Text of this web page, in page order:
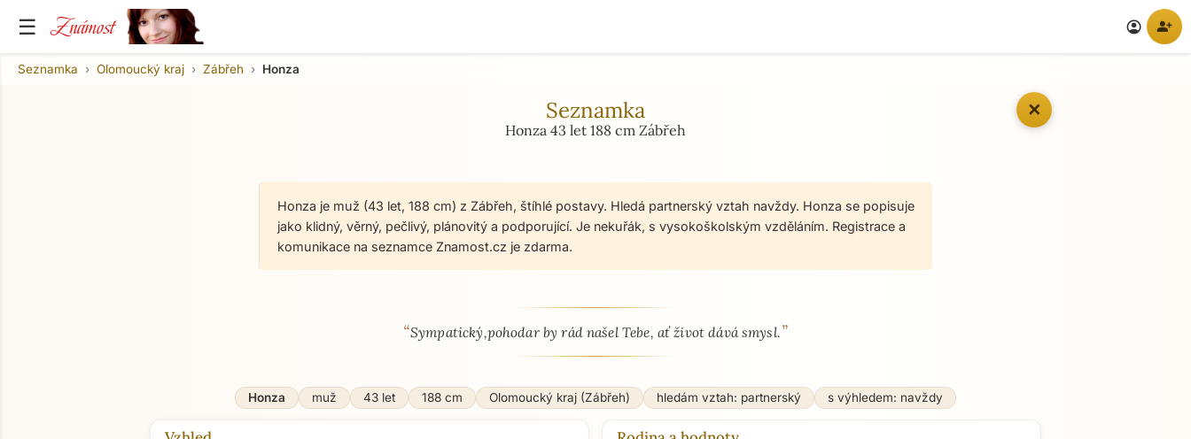
☰ Známost account_circle person_add
✕
Seznamka Olomoucký kraj Zábřeh Honza
Seznamka
Honza 43 let 188 cm Zábřeh
Honza je muž (43 let, 188 cm) z Zábřeh, štíhlé postavy. Hledá partnerský vztah navždy. Honza se popisuje
jako klidný, věrný, pečlivý, plánovitý a podporující. Je nekuřák, s vysokoškolským vzděláním. Registrace a
komunikace na seznamce Znamost.cz je zdarma.
O mně - seznamka profil
“Sympatický,pohodar by rád našel Tebe, ať život dává smysl.”
Honza muž 43 let 188 cm Olomoucký kraj (Zábřeh) hledám vztah: partnerský s výhledem: navždy